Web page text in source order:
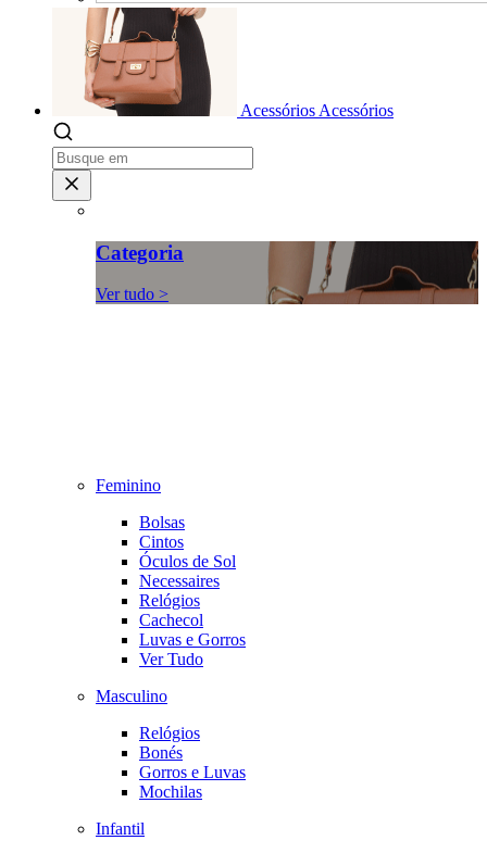
Acessórios Acessórios
Categoria
Ver tudo >
Feminino
Bolsas
Cintos
Óculos de Sol
Necessaires
Relógios
Cachecol
Luvas e Gorros
Ver Tudo
Masculino
Relógios
Bonés
Gorros e Luvas
Mochilas
Infantil